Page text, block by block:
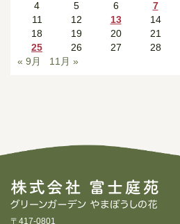
4
5 6 7
11
12 13 14
18
19 20 21
25
26 27 28
« 9月
11月 »
〒417-0801